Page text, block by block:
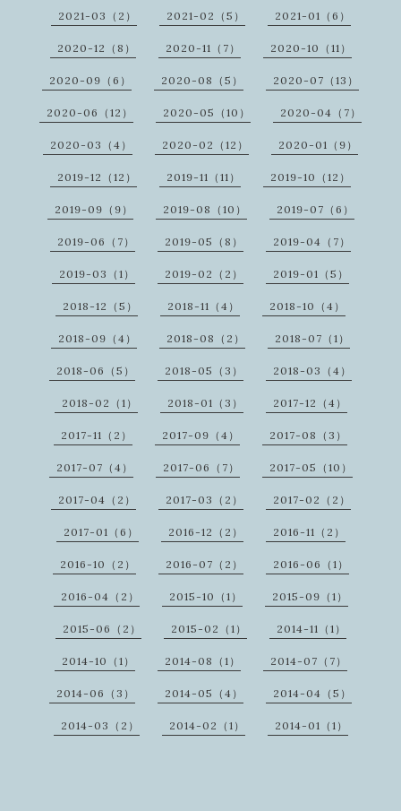
2021-03（2） 2021-02（5） 2021-01（6）
2020-12（8） 2020-11（7） 2020-10（11）
2020-09（6） 2020-08（5） 2020-07（13）
2020-06（12） 2020-05（10） 2020-04（7）
2020-03（4） 2020-02（12） 2020-01（9）
2019-12（12） 2019-11（11） 2019-10（12）
2019-09（9） 2019-08（10） 2019-07（6）
2019-06（7） 2019-05（8） 2019-04（7）
2019-03（1） 2019-02（2） 2019-01（5）
2018-12（5） 2018-11（4） 2018-10（4）
2018-09（4） 2018-08（2） 2018-07（1）
2018-06（5） 2018-05（3） 2018-03（4）
2018-02（1） 2018-01（3） 2017-12（4）
2017-11（2） 2017-09（4） 2017-08（3）
2017-07（4） 2017-06（7） 2017-05（10）
2017-04（2） 2017-03（2） 2017-02（2）
2017-01（6） 2016-12（2） 2016-11（2）
2016-10（2） 2016-07（2） 2016-06（1）
2016-04（2） 2015-10（1） 2015-09（1）
2015-06（2） 2015-02（1） 2014-11（1）
2014-10（1） 2014-08（1） 2014-07（7）
2014-06（3） 2014-05（4） 2014-04（5）
2014-03（2） 2014-02（1） 2014-01（1）